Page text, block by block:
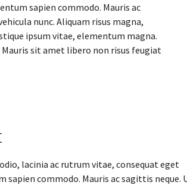
sapien commodo. Mauris ac
nunc. Aliquam risus magna,
ipsum vitae, elementum magna.
sit amet libero non risus feugiat
lacinia ac rutrum vitae, consequat eget
commodo. Mauris ac sagittis neque.